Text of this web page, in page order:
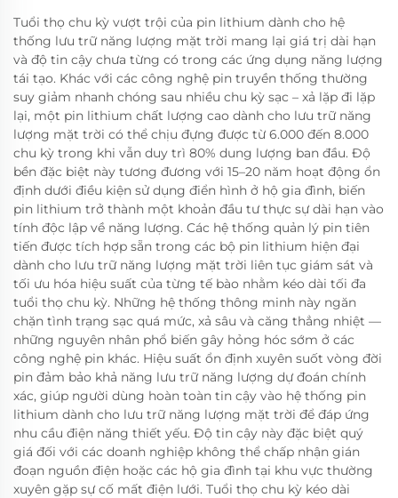
Tuổi thọ chu kỳ vượt trội của pin lithium dành cho hệ
thống lưu trữ năng lượng mặt trời mang lại giá trị dài hạn
và độ tin cậy chưa từng có trong các ứng dụng năng lượng
tái tạo. Khác với các công nghệ pin truyền thống thường
suy giảm nhanh chóng sau nhiều chu kỳ sạc – xả lặp đi lặp
lại, một pin lithium chất lượng cao dành cho lưu trữ năng
lượng mặt trời có thể chịu đựng được từ 6.000 đến 8.000
chu kỳ trong khi vẫn duy trì 80% dung lượng ban đầu. Độ
bền đặc biệt này tương đương với 15–20 năm hoạt động ổn
định dưới điều kiện sử dụng điển hình ở hộ gia đình, biến
pin lithium trở thành một khoản đầu tư thực sự dài hạn vào
tính độc lập về năng lượng. Các hệ thống quản lý pin tiên
tiến được tích hợp sẵn trong các bộ pin lithium hiện đại
dành cho lưu trữ năng lượng mặt trời liên tục giám sát và
tối ưu hóa hiệu suất của từng tế bào nhằm kéo dài tối đa
tuổi thọ chu kỳ. Những hệ thống thông minh này ngăn
chặn tình trạng sạc quá mức, xả sâu và căng thẳng nhiệt —
những nguyên nhân phổ biến gây hỏng hóc sớm ở các
công nghệ pin khác. Hiệu suất ổn định xuyên suốt vòng đời
pin đảm bảo khả năng lưu trữ năng lượng dự đoán chính
xác, giúp người dùng hoàn toàn tin cậy vào hệ thống pin
lithium dành cho lưu trữ năng lượng mặt trời để đáp ứng
nhu cầu điện năng thiết yếu. Độ tin cậy này đặc biệt quý
giá đối với các doanh nghiệp không thể chấp nhận gián
đoạn nguồn điện hoặc các hộ gia đình tại khu vực thường
xuyên gặp sự cố mất điện lưới. Tuổi thọ chu kỳ kéo dài